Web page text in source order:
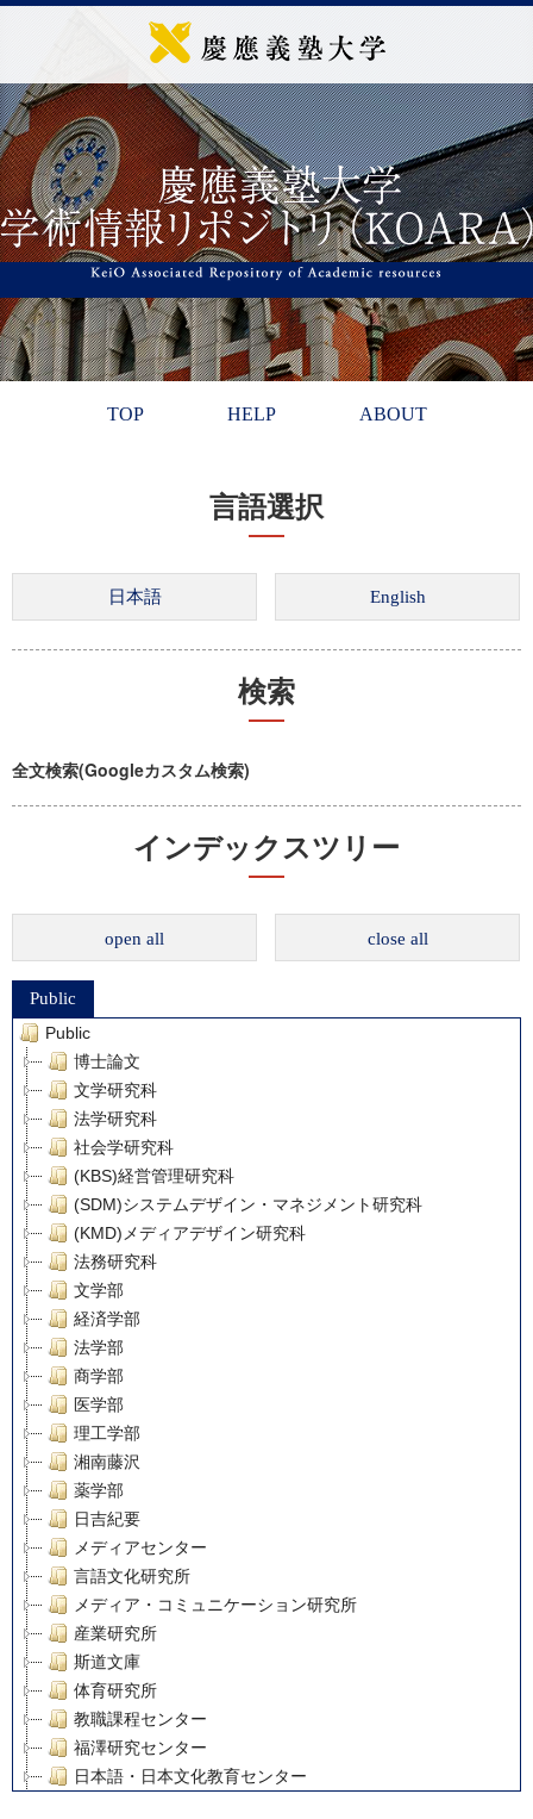
TOP HELP ABOUT
言語選択
検索
全文検索(Googleカスタム検索)
インデックスツリー
open all close all
Public
Public
博士論文
文学研究科
法学研究科
社会学研究科
(KBS)経営管理研究科
(SDM)システムデザイン・マネジメント研究科
(KMD)メディアデザイン研究科
法務研究科
文学部
経済学部
法学部
商学部
医学部
理工学部
湘南藤沢
薬学部
日吉紀要
メディアセンター
言語文化研究所
メディア・コミュニケーション研究所
産業研究所
斯道文庫
体育研究所
教職課程センター
福澤研究センター
日本語・日本文化教育センター